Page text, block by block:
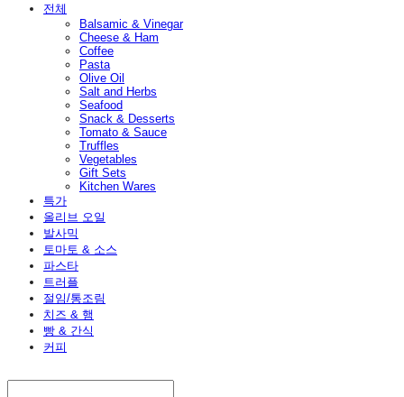
전체
Balsamic & Vinegar
Cheese & Ham
Coffee
Pasta
Olive Oil
Salt and Herbs
Seafood
Snack & Desserts
Tomato & Sauce
Truffles
Vegetables
Gift Sets
Kitchen Wares
특가
올리브 오일
발사믹
토마토 & 소스
파스타
트러플
절임/통조림
치즈 & 햄
빵 & 간식
커피